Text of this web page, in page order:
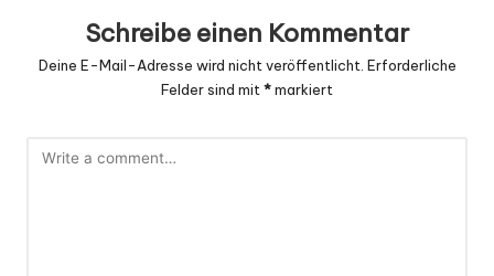
Schreibe einen Kommentar
Deine E-Mail-Adresse wird nicht veröffentlicht. Erforderliche
Felder sind mit *markiert